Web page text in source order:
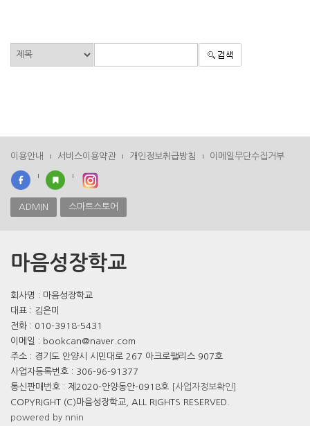
이용안내 서비스이용약관 개인정보취급방침 이메일무단수집거부
ADMIN 스마트스토어
마음성장학교
회사명 : 마음성장학교
대표 : 김은미
전화 : 010-3918-5431
이메일 : bookcan@naver.com
주소 : 경기도 안양시 시민대로 267 아크로팰리스 907호
사업자등록번호 : 306-96-91377
통신판매번호 : 제2020-안양동안-0918호 [사업자정보확인]
COPYRIGHT (C)마음성장학교, ALL RIGHTS RESERVED.
powered by nnin